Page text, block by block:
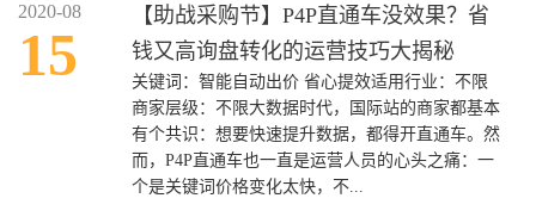
2020-08
15
【助战采购节】P4P直通车没效果？省
钱又高询盘转化的运营技巧大揭秘
关键词：智能自动出价 省心提效适用行业：不限
商家层级：不限大数据时代，国际站的商家都基本
有个共识：想要快速提升数据，都得开直通车。然
而，P4P直通车也一直是运营人员的心头之痛：一
个是关键词价格变化太快，不...